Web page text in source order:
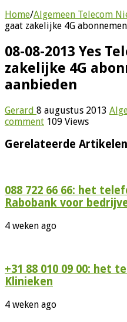
Home/Algemeen Telecom
gaat zakelijke 4G
08-08-2013 Yes
zakelijke 4G
aanbieden
Gerard 8 augustus 2013
comment 109 Views
Gerelateerde Artikelen
088 722 66 66: het
Rabobank voor
4 weken ago
+31 88 010 09 00: het
Klinieken
4 weken ago